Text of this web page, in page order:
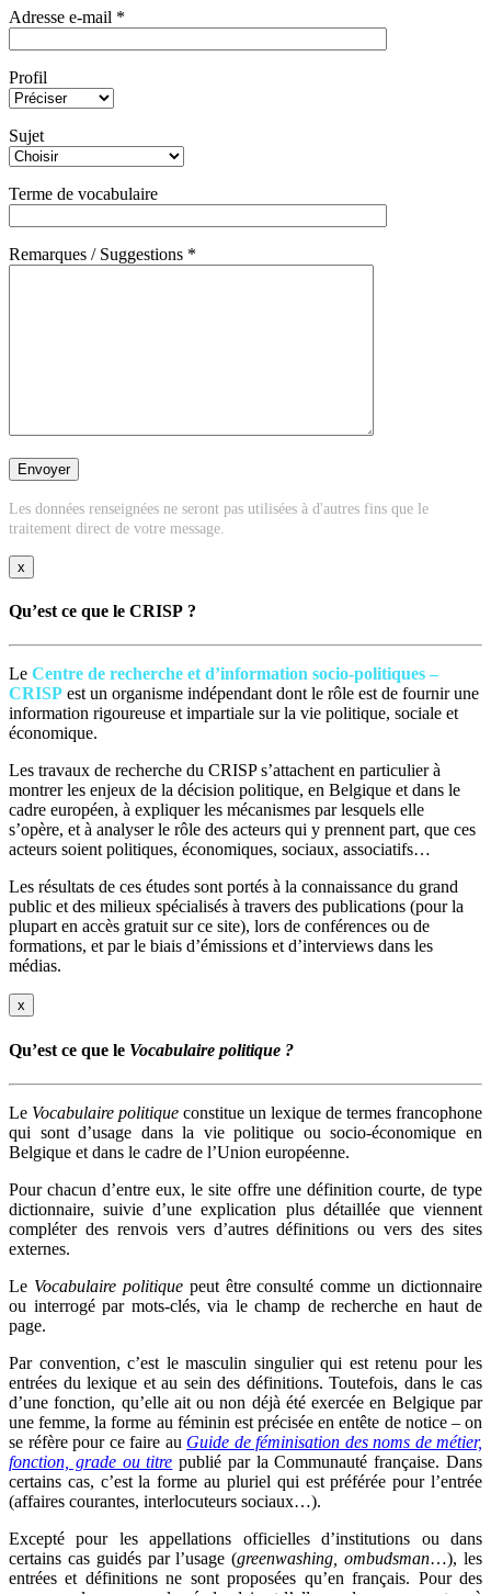
Adresse e-mail *
Profil
Sujet
Terme de vocabulaire
Remarques / Suggestions *
Les données renseignées ne seront pas utilisées à d'autres fins que le
traitement direct de votre message.
x
Qu’est ce que le CRISP ?
Le Centre de recherche et d’information socio-politiques –
CRISP est un organisme indépendant dont le rôle est de fournir une
information rigoureuse et impartiale sur la vie politique, sociale et
économique.
Les travaux de recherche du CRISP s’attachent en particulier à
montrer les enjeux de la décision politique, en Belgique et dans le
cadre européen, à expliquer les mécanismes par lesquels elle
s’opère, et à analyser le rôle des acteurs qui y prennent part, que ces
acteurs soient politiques, économiques, sociaux, associatifs…
Les résultats de ces études sont portés à la connaissance du grand
public et des milieux spécialisés à travers des publications (pour la
plupart en accès gratuit sur ce site), lors de conférences ou de
formations, et par le biais d’émissions et d’interviews dans les
médias.
x
Qu’est ce que le Vocabulaire politique ?
Le Vocabulaire politique constitue un lexique de termes francophone
qui sont d’usage dans la vie politique ou socio-économique en
Belgique et dans le cadre de l’Union européenne.
Pour chacun d’entre eux, le site offre une définition courte, de type
dictionnaire, suivie d’une explication plus détaillée que viennent
compléter des renvois vers d’autres définitions ou vers des sites
externes.
Le Vocabulaire politiquepeut être consulté comme un dictionnaire
ou interrogé par mots-clés, via le champ de recherche en haut de
page.
Par convention, c’est le masculin singulier qui est retenu pour les
entrées du lexique et au sein des définitions. Toutefois, dans le cas
d’une fonction, qu’elle ait ou non déjà été exercée en Belgique par
une femme, la forme au féminin est précisée en entête de notice – on
se réfère pour ce faire au Guide de féminisation des noms de métier,
fonction, grade ou titre publié par la Communauté française. Dans
certains cas, c’est la forme au pluriel qui est préférée pour l’entrée
(affaires courantes, interlocuteurs sociaux…).
Excepté pour les appellations officielles d’institutions ou dans
certains cas guidés par l’usage (greenwashing, ombudsman…), les
entrées et définitions ne sont proposées qu’en français. Pour des